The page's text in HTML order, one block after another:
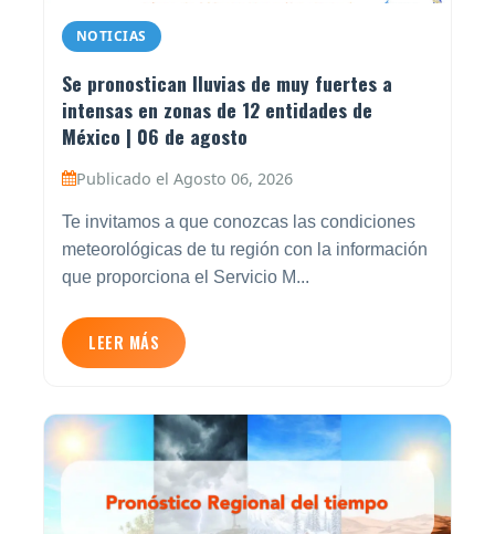
NOTICIAS
Se pronostican lluvias de muy fuertes a
intensas en zonas de 12 entidades de
México | 06 de agosto
Publicado el Agosto 06, 2026
Te invitamos a que conozcas las condiciones
meteorológicas de tu región con la información
que proporciona el Servicio M...
LEER MÁS